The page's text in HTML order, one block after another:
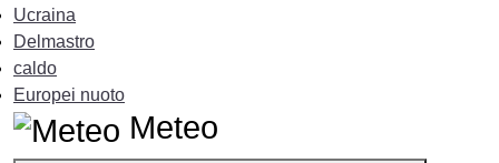
Ucraina
Delmastro
caldo
Europei nuoto
Meteo